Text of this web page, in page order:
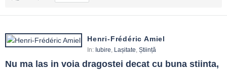
Henri-Frédéric Amiel
In: Iubire, Lașitate, Știință
Nu ma las in voia dragostei decat cu buna stiinta,